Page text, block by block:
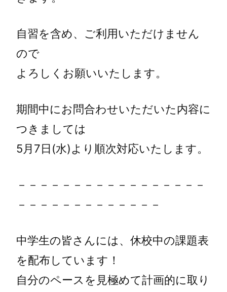
自習を含め、ご利用いただけません
ので
よろしくお願いいたします。
期間中にお問合わせいただいた内容に
つきましては
5月7日(水)より順次対応いたします。
－－－－－－－－－－－－－－－－－
－－－－－－－－－－－－－
中学生の皆さんには、休校中の課題表
を配布しています！
自分のペースを見極めて計画的に取り